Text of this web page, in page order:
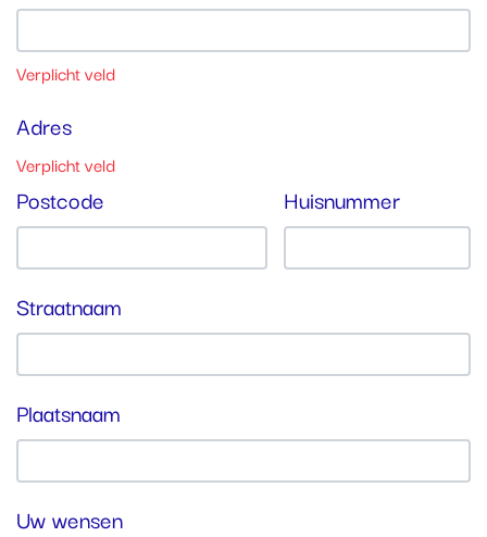
Verplicht veld
Adres
Verplicht veld
Postcode Huisnummer
Straatnaam
Plaatsnaam
Uw wensen